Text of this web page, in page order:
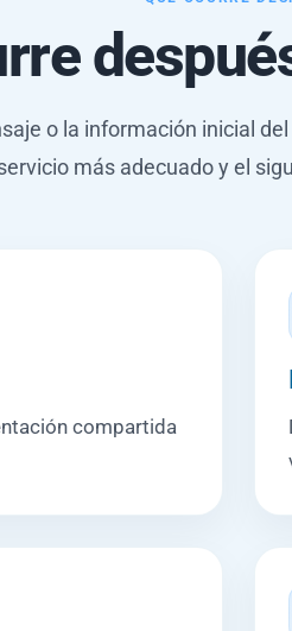
o la información inicial
más adecuado y el
compartida